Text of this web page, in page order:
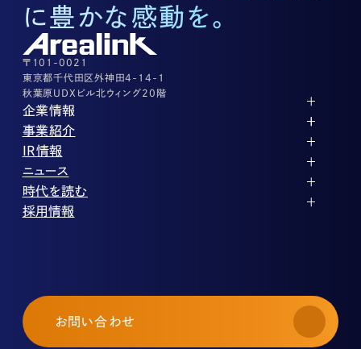
株式に関するお問い合わせ
03-3526-8556
その他上記に当てはまらない案件等
03-3526-8556
に豊かな感動を。
〒101-0021
東京都千代田区外神田4-14-1
秋葉原UDXビル北ウィング20階
企業情報
代表メッセージ
企業理念
会社概要
役員紹介
沿革
コーポレートガバナンス
事業紹介
ストレージ事業
パートナー制度
ストレージライフ
土地権利整備事業
オフィス事業
アセット事業
IR情報
IRカレンダー
中期経営計画
事業等のリスク
株式・株主情報
個人投資家の皆様へ
よくある質問・用語集
ニュース
PR
IR
時代を読む
投稿一覧
採用情報
採用エントリー
お問い合わせ